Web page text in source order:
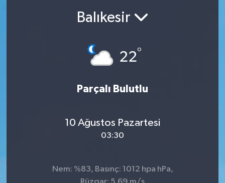
Balıkesir
22°
Parçalı Bulutlu
10 Ağustos Pazartesi
03:30
Nem: %83, Basınç: 1012 hpa hPa,